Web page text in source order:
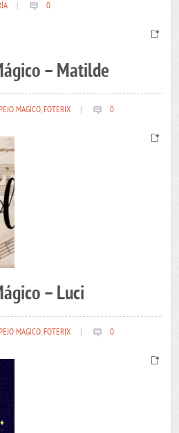
0
– Matilde
MAGICO,FOTERIX 0
– Luci
MAGICO,FOTERIX 0